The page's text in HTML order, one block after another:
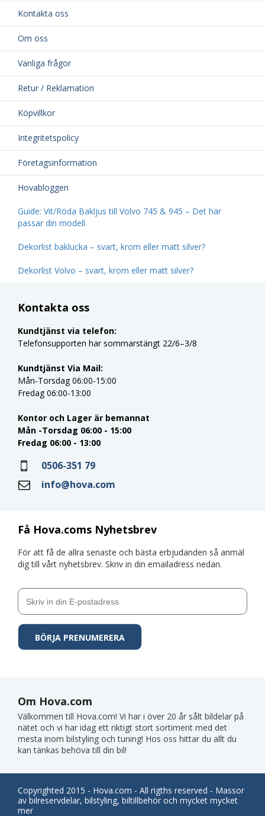
Kontakta oss
Om oss
Vanliga frågor
Retur / Reklamation
Köpvillkor
Integritetspolicy
Företagsinformation
Hovabloggen
Guide: Vit/Röda Bakljus till Volvo 745 & 945 – Det här
passar din modell
Dekorlist baklucka – svart, krom eller matt silver?
Dekorlist Volvo – svart, krom eller matt silver?
Få Hova.coms Nyhetsbrev
För att få de allra senaste och bästa erbjudanden så anmäl
dig till vårt nyhetsbrev. Skriv in din emailadress nedan.
Kontakta oss
Kundtjänst via telefon:
Telefonsupporten har sommarstängt 22/6–3/8
Kundtjänst Via Mail:
Mån-Torsdag 06:00-15:00
Fredag 06:00-13:00
Kontor och Lager är bemannat
Mån -Torsdag 06:00 - 15:00
Fredag 06:00 - 13:00
0506-351 79
info@hova.com
Om Hova.com
Välkommen till Hova.com! Vi har i över 20 år sålt bildelar på
nätet och vi har idag ett riktigt stort sortiment med det
mesta inom bilstyling och tuning! Hos oss hittar du allt du
kan tänkas behöva till din bil!
Copyrighted 2015 - Hova.com - All rigths reserved - Massor
av bilreservdelar, bilstyling, biltillbehör och mycket mycket
mer